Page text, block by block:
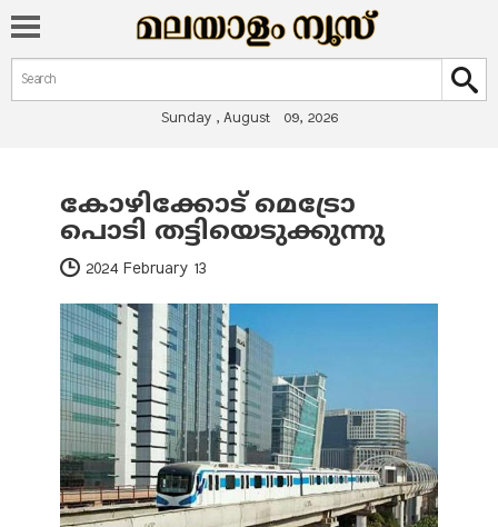
Search form
Search
Sunday , August 09, 2026
You are here
കോഴിക്കോട് മെട്രോ
പൊടി തട്ടിയെടുക്കുന്നു
2024 February 13